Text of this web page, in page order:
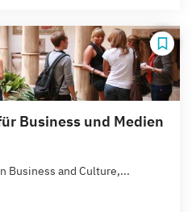
Business und Medien
Business and Culture,...